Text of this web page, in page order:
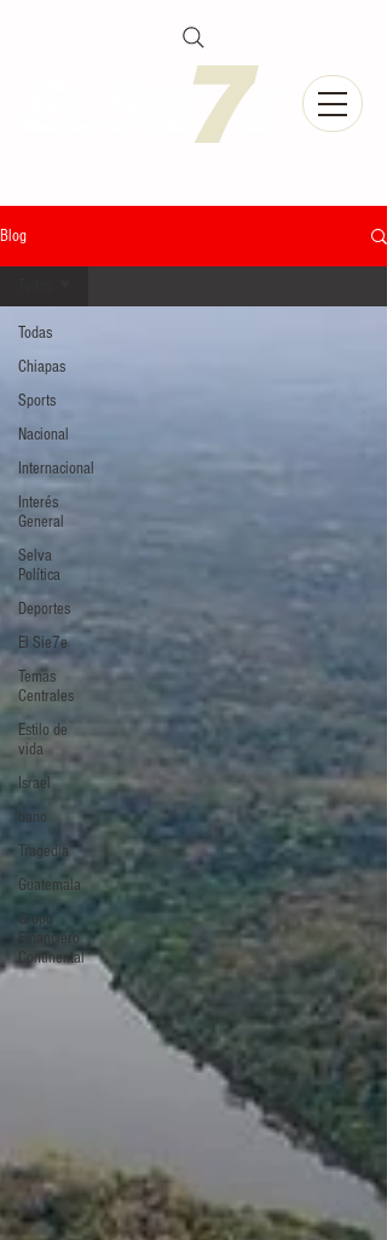
Blog
Todas
Chiapas
Sports
Nacional
Internacional
Interés
General
Selva
Política
Deportes
El Sie7e
Temas
Centrales
Estilo de
vida
Israel
bano
Tragedia
Guatemala
Grupo
Financiero
Continental